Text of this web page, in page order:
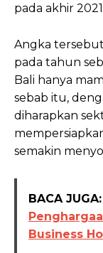
pada akhir
Angka
pada tahun
Bali hanya
sebab itu,
diharapkan
semakin
BACA JUGA:
Business